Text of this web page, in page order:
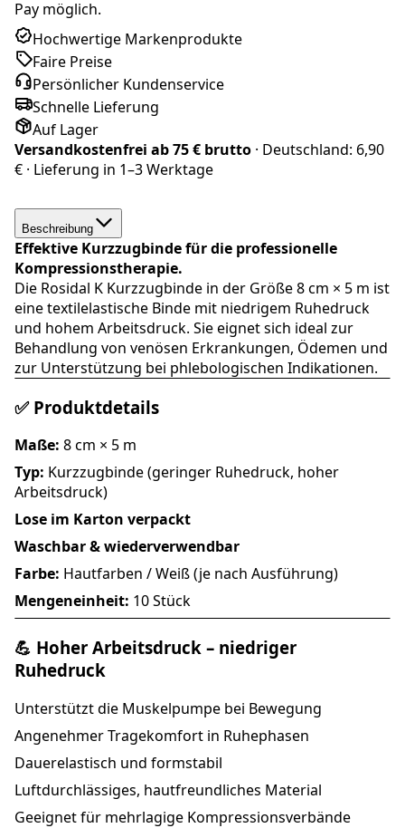
Pay möglich.
Hochwertige Markenprodukte
Faire Preise
Persönlicher Kundenservice
Schnelle Lieferung
Auf Lager
Versandkostenfrei ab75 € brutto · Deutschland: 6,90
€ · Lieferung in 1–3 Werktage
Beschreibung
Effektive Kurzzugbinde für die professionelle
Kompressionstherapie.
Die Rosidal K Kurzzugbinde in der Größe 8 cm × 5 m ist
eine textilelastische Binde mit niedrigem Ruhedruck
und hohem Arbeitsdruck. Sie eignet sich ideal zur
Behandlung von venösen Erkrankungen, Ödemen und
zur Unterstützung bei phlebologischen Indikationen.
✅ Produktdetails
Maße: 8 cm × 5 m
Typ: Kurzzugbinde (geringer Ruhedruck, hoher
Arbeitsdruck)
Lose im Karton verpackt
Waschbar & wiederverwendbar
Farbe: Hautfarben / Weiß (je nach Ausführung)
Mengeneinheit: 10 Stück
💪 Hoher Arbeitsdruck – niedriger
Ruhedruck
Unterstützt die Muskelpumpe bei Bewegung
Angenehmer Tragekomfort in Ruhephasen
Dauerelastisch und formstabil
Luftdurchlässiges, hautfreundliches Material
Geeignet für mehrlagige Kompressionsverbände